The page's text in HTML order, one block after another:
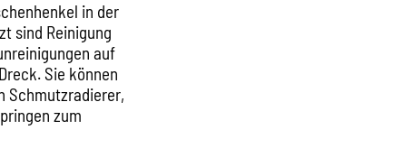
in der
sind Reinigung
auf
Sie können
Schmutzradierer,
zum